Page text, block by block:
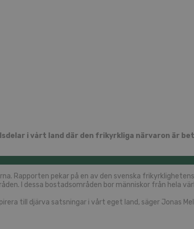
i vårt land där den frikyrkliga närvaron är
Rapporten pekar på en av den svenska
I dessa bostadsområden bor människor från hela
till djärva satsningar i vårt eget land, säger Jonas